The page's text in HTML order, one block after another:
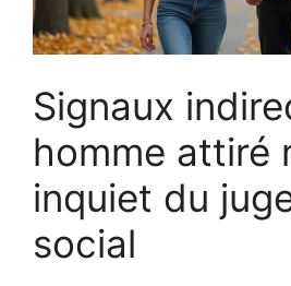
Signaux
homme attiré
inquiet du
social